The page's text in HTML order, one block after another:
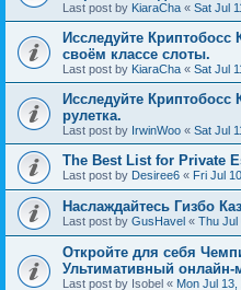
Last post by KiaraCha « Sat Jul
Исследуйте
своём классе слоты.
Last post by KiaraCha « Sat Jul
Исследуйте
рулетка.
Last post by IrwinWoo « Sat Jul
The Best List for Private
Last post by Desiree6 « Fri Jul
Наслаждайтесь Гизбо
Last post by GusHavel « Thu Jul
Откройте для себя
Ультимативный онлайн-
Last post by Isobel « Mon Jul